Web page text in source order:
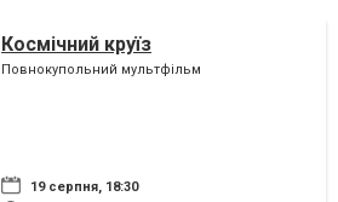
Космічний круїз
Повнокупольний мультфільм
19 серпня, 18:30